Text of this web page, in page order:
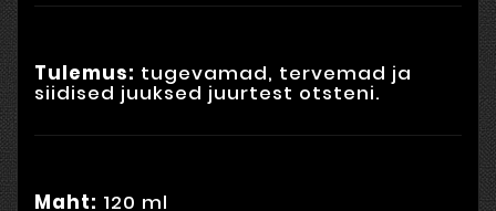
Tulemus: tugevamad, tervemad ja
siidised juuksed juurtest otsteni.
Maht: 120 ml